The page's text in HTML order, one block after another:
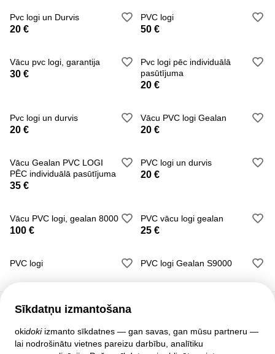
- kvalitatīva montāža un serviss
ražotāja cenām!
lielākām durvju rūpnīcām Krievijā, Baltkrievijā un Ukrainā.
Pvc logi un Durvis
20 €
PVC logi
50 €
Vācu pvc logi, garantija
30 €
Pvc logi pēc individuālā
pasūtījuma
20 €
Pvc logi un durvis
20 €
Vācu PVC logi Gealan
20 €
Vācu Gealan PVC LOGI
PĒC individuālā pasūtījuma
35 €
PVC logi un durvis
20 €
Vācu PVC logi, gealan 8000
100 €
PVC vācu logi gealan
25 €
PVC logi PVC logi Gealan S9000
Sīkdatņu izmantošana
okidokiizmanto sīkdatnes — gan savas, gan mūsu partneru —
lai nodrošinātu vietnes pareizu darbību, analītiku
Klientu atbalsts
Palīdzība